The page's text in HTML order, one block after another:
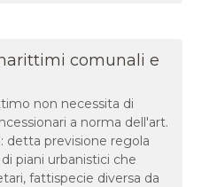
comunali e
non necessita di
a norma dell'art.
detta previsione regola
piani urbanistici che
fattispecie diversa da